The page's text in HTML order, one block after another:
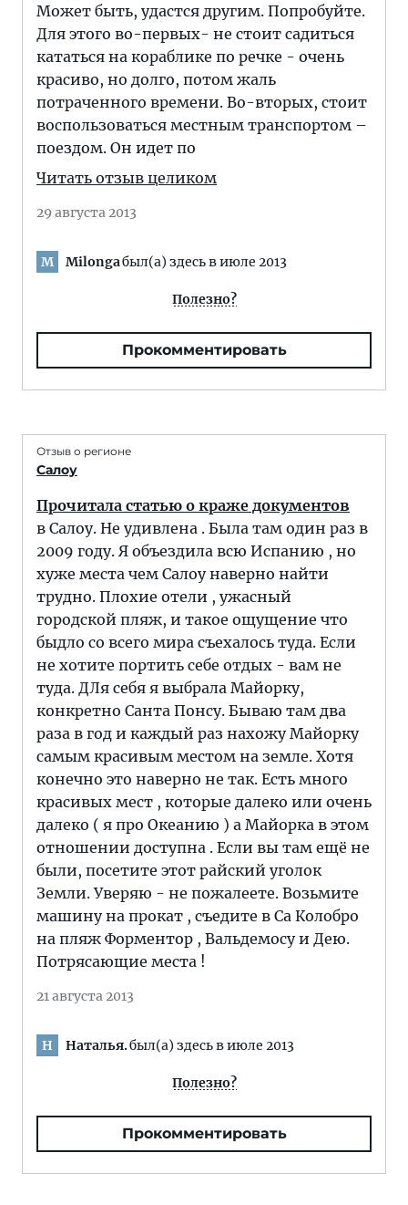
Может быть, удастся другим. Попробуйте.
Для этого во-первых- не стоит садиться
кататься на кораблике по речке - очень
красиво, но долго, потом жаль
потраченного времени. Во-вторых, стоит
воспользоваться местным транспортом –
поездом. Он идет по
Читать отзыв целиком
29 августа 2013
M Milongaбыл(а) здесь в июле 2013
Полезно?
Прокомментировать
Отзыв о регионе
Салоу
Прочитала статью о краже документов
в Салоу. Не удивлена . Была там один раз в
2009 году. Я объездила всю Испанию , но
хуже места чем Салоу наверно найти
трудно. Плохие отели , ужасный
городской пляж, и такое ощущение что
быдло со всего мира съехалось туда. Если
не хотите портить себе отдых - вам не
туда. ДЛя себя я выбрала Майорку,
конкретно Санта Понсу. Бываю там два
раза в год и каждый раз нахожу Майорку
самым красивым местом на земле. Хотя
конечно это наверно не так. Есть много
красивых мест , которые далеко или очень
далеко ( я про Океанию ) а Майорка в этом
отношении доступна . Если вы там ещё не
были, посетите этот райский уголок
Земли. Уверяю - не пожалеете. Возьмите
машину на прокат , съедите в Са Колобро
на пляж Форментор , Вальдемосу и Дею.
Потрясающие места !
21 августа 2013
Н Наталья.был(а) здесь в июле 2013
Полезно?
Прокомментировать